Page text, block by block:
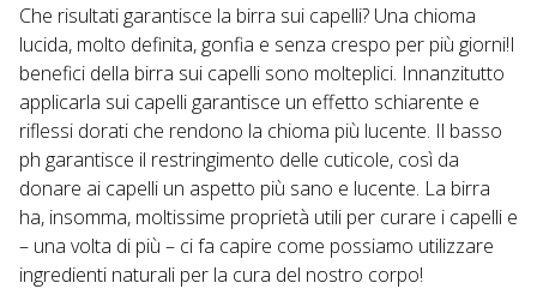
Che risultati garantisce la birra sui capelli? Una chioma
lucida, molto definita, gonfia e senza crespo per più giorni!I
benefici della birra sui capelli sono molteplici. Innanzitutto
applicarla sui capelli garantisce un effetto schiarente e
riflessi dorati che rendono la chioma più lucente. Il basso
ph garantisce il restringimento delle cuticole, così da
donare ai capelli un aspetto più sano e lucente. La birra
ha, insomma, moltissime proprietà utili per curare i capelli e
– una volta di più – ci fa capire come possiamo utilizzare
ingredienti naturali per la cura del nostro corpo!